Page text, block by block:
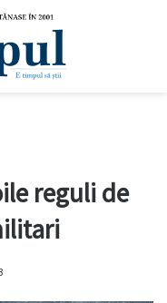
reguli de